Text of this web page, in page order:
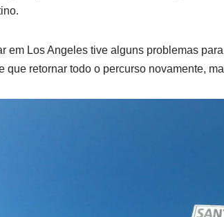
em Los Angeles tive alguns problemas
que retornar todo o percurso novamente,